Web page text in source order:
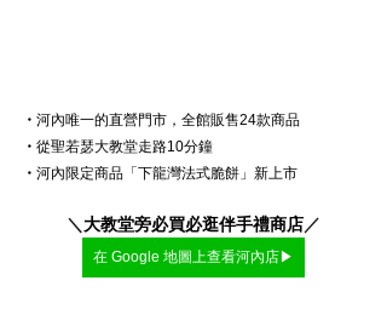
・ 河內唯一的直營門市，全館販售24款商品
・ 從聖若瑟大教堂走路10分鐘
・ 河內限定商品「下龍灣法式脆餅」新上市
＼大教堂旁必買必逛伴手禮商店／
在 Google 地圖上查看河內店▶